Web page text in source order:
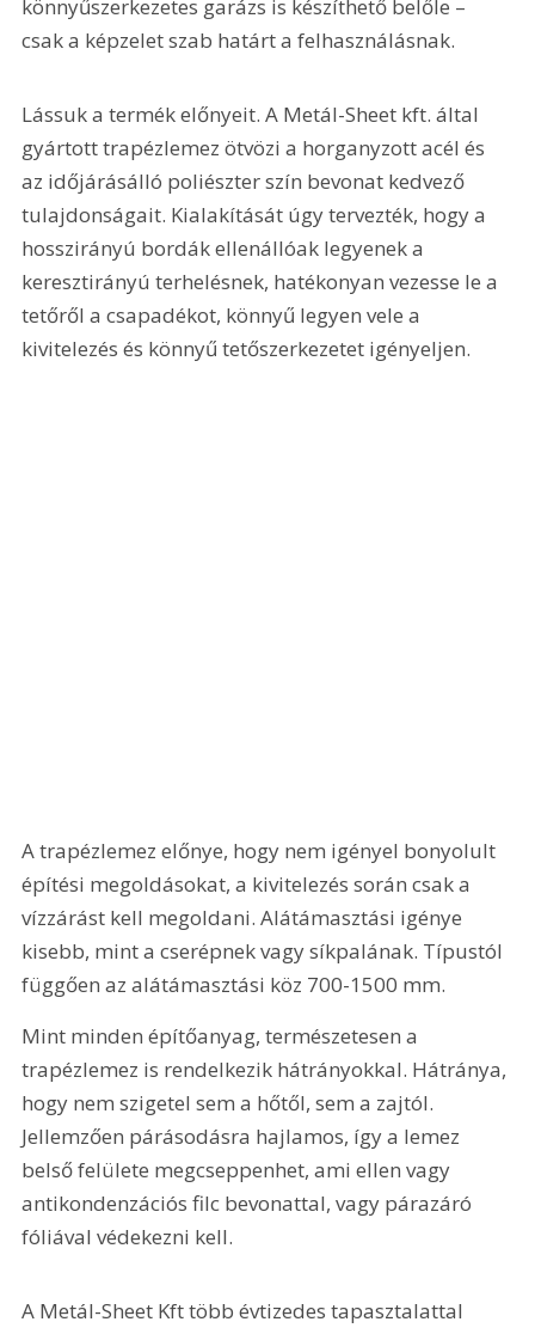
könnyűszerkezetes garázs is készíthető belőle –
csak a képzelet szab határt a felhasználásnak.
Lássuk a termék előnyeit. A Metál-Sheet kft. által
gyártott trapézlemez ötvözi a horganyzott acél és
az időjárásálló poliészter szín bevonat kedvező
tulajdonságait. Kialakítását úgy tervezték, hogy a
hosszirányú bordák ellenállóak legyenek a
keresztirányú terhelésnek, hatékonyan vezesse le a
tetőről a csapadékot, könnyű legyen vele a
kivitelezés és könnyű tetőszerkezetet igényeljen.
A trapézlemez előnye, hogy nem igényel bonyolult
építési megoldásokat, a kivitelezés során csak a
vízzárást kell megoldani. Alátámasztási igénye
kisebb, mint a cserépnek vagy síkpalának. Típustól
függően az alátámasztási köz 700-1500 mm.
Mint minden építőanyag, természetesen a
trapézlemez is rendelkezik hátrányokkal. Hátránya,
hogy nem szigetel sem a hőtől, sem a zajtól.
Jellemzően párásodásra hajlamos, így a lemez
belső felülete megcseppenhet, ami ellen vagy
antikondenzációs filc bevonattal, vagy párazáró
fóliával védekezni kell.
A Metál-Sheet Kft több évtizedes tapasztalattal